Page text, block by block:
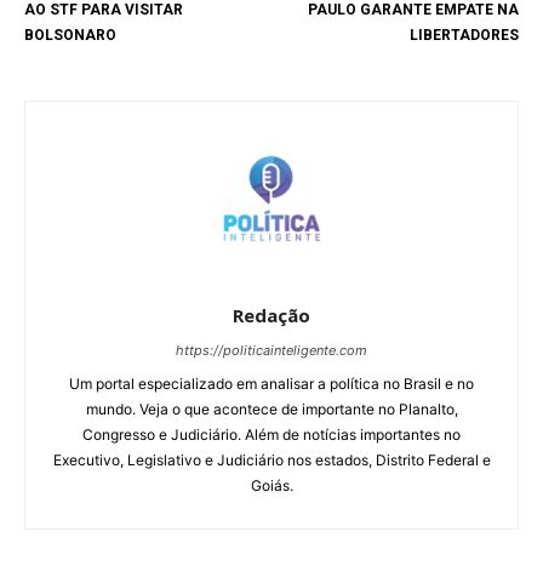
AO STF PARA VISITAR
BOLSONARO
PAULO GARANTE EMPATE NA
LIBERTADORES
Redação
https://politicainteligente.com
Um portal especializado em analisar a política no Brasil e no
mundo. Veja o que acontece de importante no Planalto,
Congresso e Judiciário. Além de notícias importantes no
Executivo, Legislativo e Judiciário nos estados, Distrito Federal e
Goiás.